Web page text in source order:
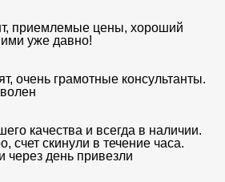
приемлемые цены, хороший
уже давно!
очень грамотные консультанты.
качества и всегда в наличии.
счет скинули в течение часа.
день привезли